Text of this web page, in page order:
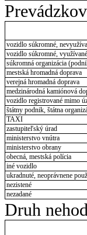
vozidlo súkromné,
vozidlo súkromné,
súkromná organizácia
mestská hromadná doprava
verejná hromadná doprava
medzinárodná kamiónová
vozidlo registrované mimo
štátny podnik, štátna
TAXI
zastupiteľský úrad
ministerstvo vnútra
ministerstvo obrany
obecná, mestská polícia
iné vozidlo
ukradnuté, neoprávnene
nezistené
nezadané
Druh